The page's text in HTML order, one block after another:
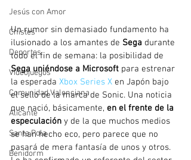
Jesús con Amor
Chistes
Deportes
Videojuegos
Comunidad Valenciana
Alicante
Santa Pola
Benidorm
Un rumor sin demasiado fundamento ha
ilusionado a los amantes de Sega durante
todo el fin de semana: la posibilidad de
Sega uniéndose a Microsoft para estrenar
la esperada Xbox Series X en Japón bajo
el sello de la marca de Sonic. Una noticia
que nació, básicamente, en el frente de la
especulación y de la que muchos medios
se han hecho eco, pero parece que no
pasará de mera fantasía de unos y otros.